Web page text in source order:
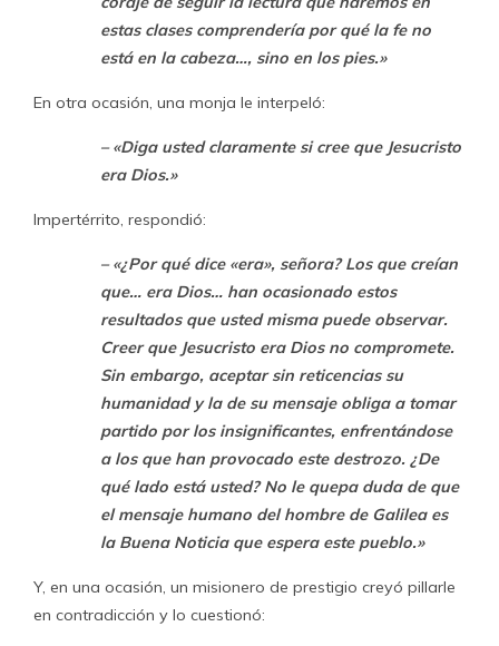
estas clases comprendería por qué la fe no
está en la cabeza…, sino en los pies.»
En otra ocasión, una monja le interpeló:
– «Diga usted claramente si cree que Jesucristo
era Dios.»
Impertérrito, respondió:
– «¿Por qué dice «era», señora? Los que creían
que… era Dios… han ocasionado estos
resultados que usted misma puede observar.
Creer que Jesucristo era Dios no compromete.
Sin embargo, aceptar sin reticencias su
humanidad y la de su mensaje obliga a tomar
partido por los insignificantes, enfrentándose
a los que han provocado este destrozo. ¿De
qué lado está usted? No le quepa duda de que
el mensaje humano del hombre de Galilea es
la Buena Noticia que espera este pueblo.»
Y, en una ocasión, un misionero de prestigio creyó pillarle
en contradicción y lo cuestionó: